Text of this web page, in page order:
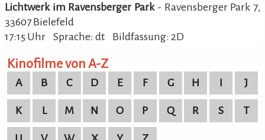
Lichtwerk im Ravensberger Park- Ravensberger Park 7,
33607 Bielefeld
17:15 Uhr
Sprache: dt Bildfassung: 2D
Kinofilme von A-Z
A B C D E F G H I J
K L M N O P Q R S T